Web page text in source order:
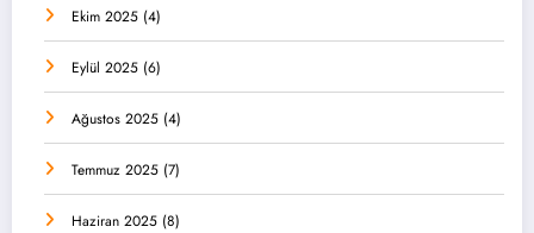
Ekim 2025 (4)
Eylül 2025 (6)
Ağustos 2025 (4)
Temmuz 2025 (7)
Haziran 2025 (8)